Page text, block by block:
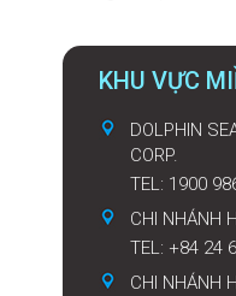
KHU VỰC
DOLPHIN
CORP.
TEL: 1900
CHI NHÁNH
TEL: +84 24
CHI NHÁNH